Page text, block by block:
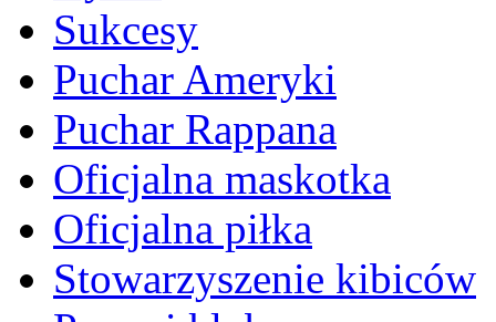
Sukcesy
Puchar Ameryki
Puchar Rappana
Oficjalna maskotka
Oficjalna piłka
Stowarzyszenie kibiców